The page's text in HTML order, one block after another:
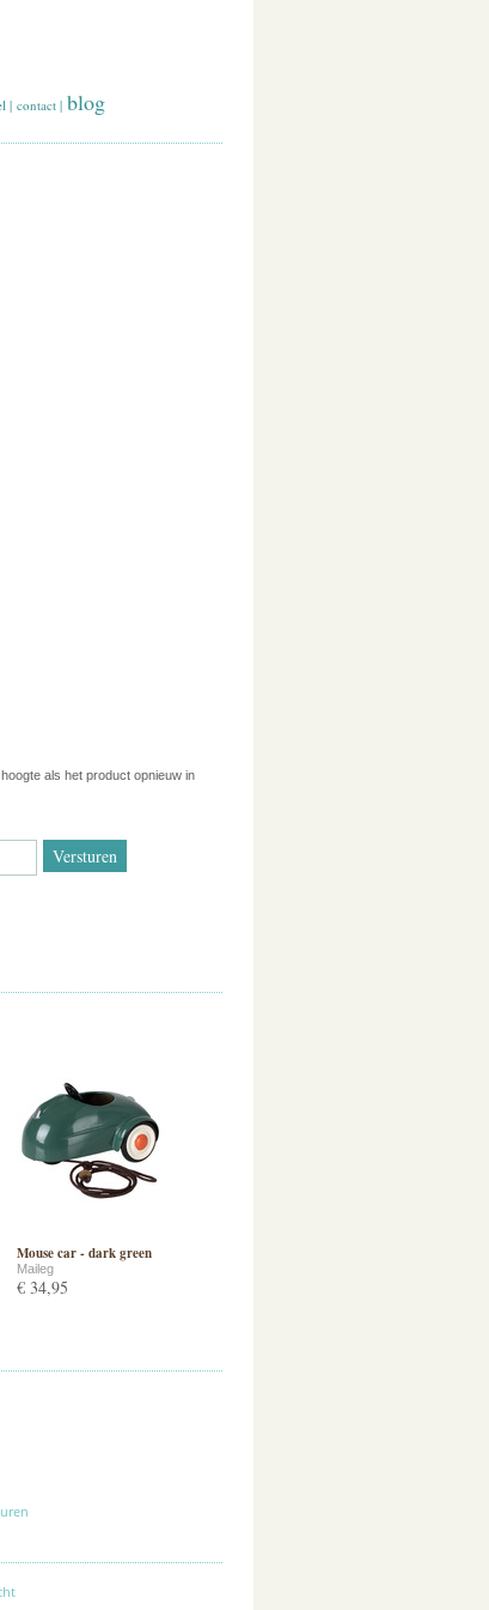
| contact | blog
als het product opnieuw in
Mouse car - dark green
Maileg
€ 34,95